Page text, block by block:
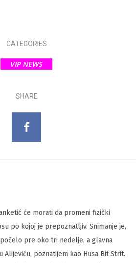
CATEGORIES
VIP NEWS
SHARE
će morati da promeni fizički
po kojoj je prepoznatljiv. Snimanje je,
pre oko tri nedelje, a glavna
Alijeviću, poznatijem kao Husa Bit Strit.